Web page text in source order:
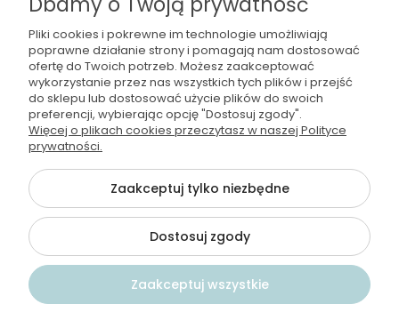
Moje konto
Regulamin i polityka
Płatności i dostawa
©2026 Wszelkie Prawa Zastrzeżone | Wodamoda
Szablon Flex by Ecommercy
Pliki cookies i pokrewne im technologie umożliwiają
poprawne działanie strony i pomagają nam dostosować
ofertę do Twoich potrzeb. Możesz zaakceptować
wykorzystanie przez nas wszystkich tych plików i przejść
do sklepu lub dostosować użycie plików do swoich
preferencji, wybierając opcję "Dostosuj zgody".
Więcej o plikach cookies przeczytasz w naszej Polityce
prywatności.
Zaakceptuj tylko niezbędne
Dostosuj zgody
Zaakceptuj wszystkie